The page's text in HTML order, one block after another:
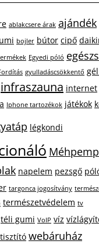
ablakcsere árak ajándék
bojler bútor cipő
Egyedi póló
gyulladáscsökkentő
infraszauna internet
Iphone tartozékok játékok
légkondi
napelem pezsgő
targonca jogosítvány
természetvédelem tv
téli gumi VoIP víz
webáruház